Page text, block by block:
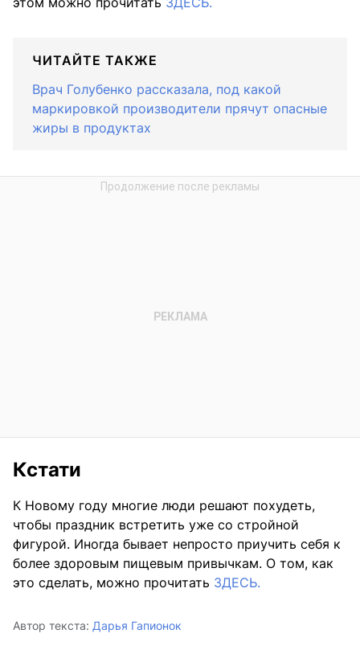
ЧИТАЙТЕ ТАКЖЕ
Врач Голубенко рассказала, под какой
маркировкой производители прячут опасные
жиры в продуктах
Кстати
К Новому году многие люди решают похудеть,
чтобы праздник встретить уже со стройной
фигурой. Иногда бывает непросто приучить себя к
более здоровым пищевым привычкам. О том, как
это сделать, можно прочитать ЗДЕСЬ.
Автор текста: Дарья Гапионок